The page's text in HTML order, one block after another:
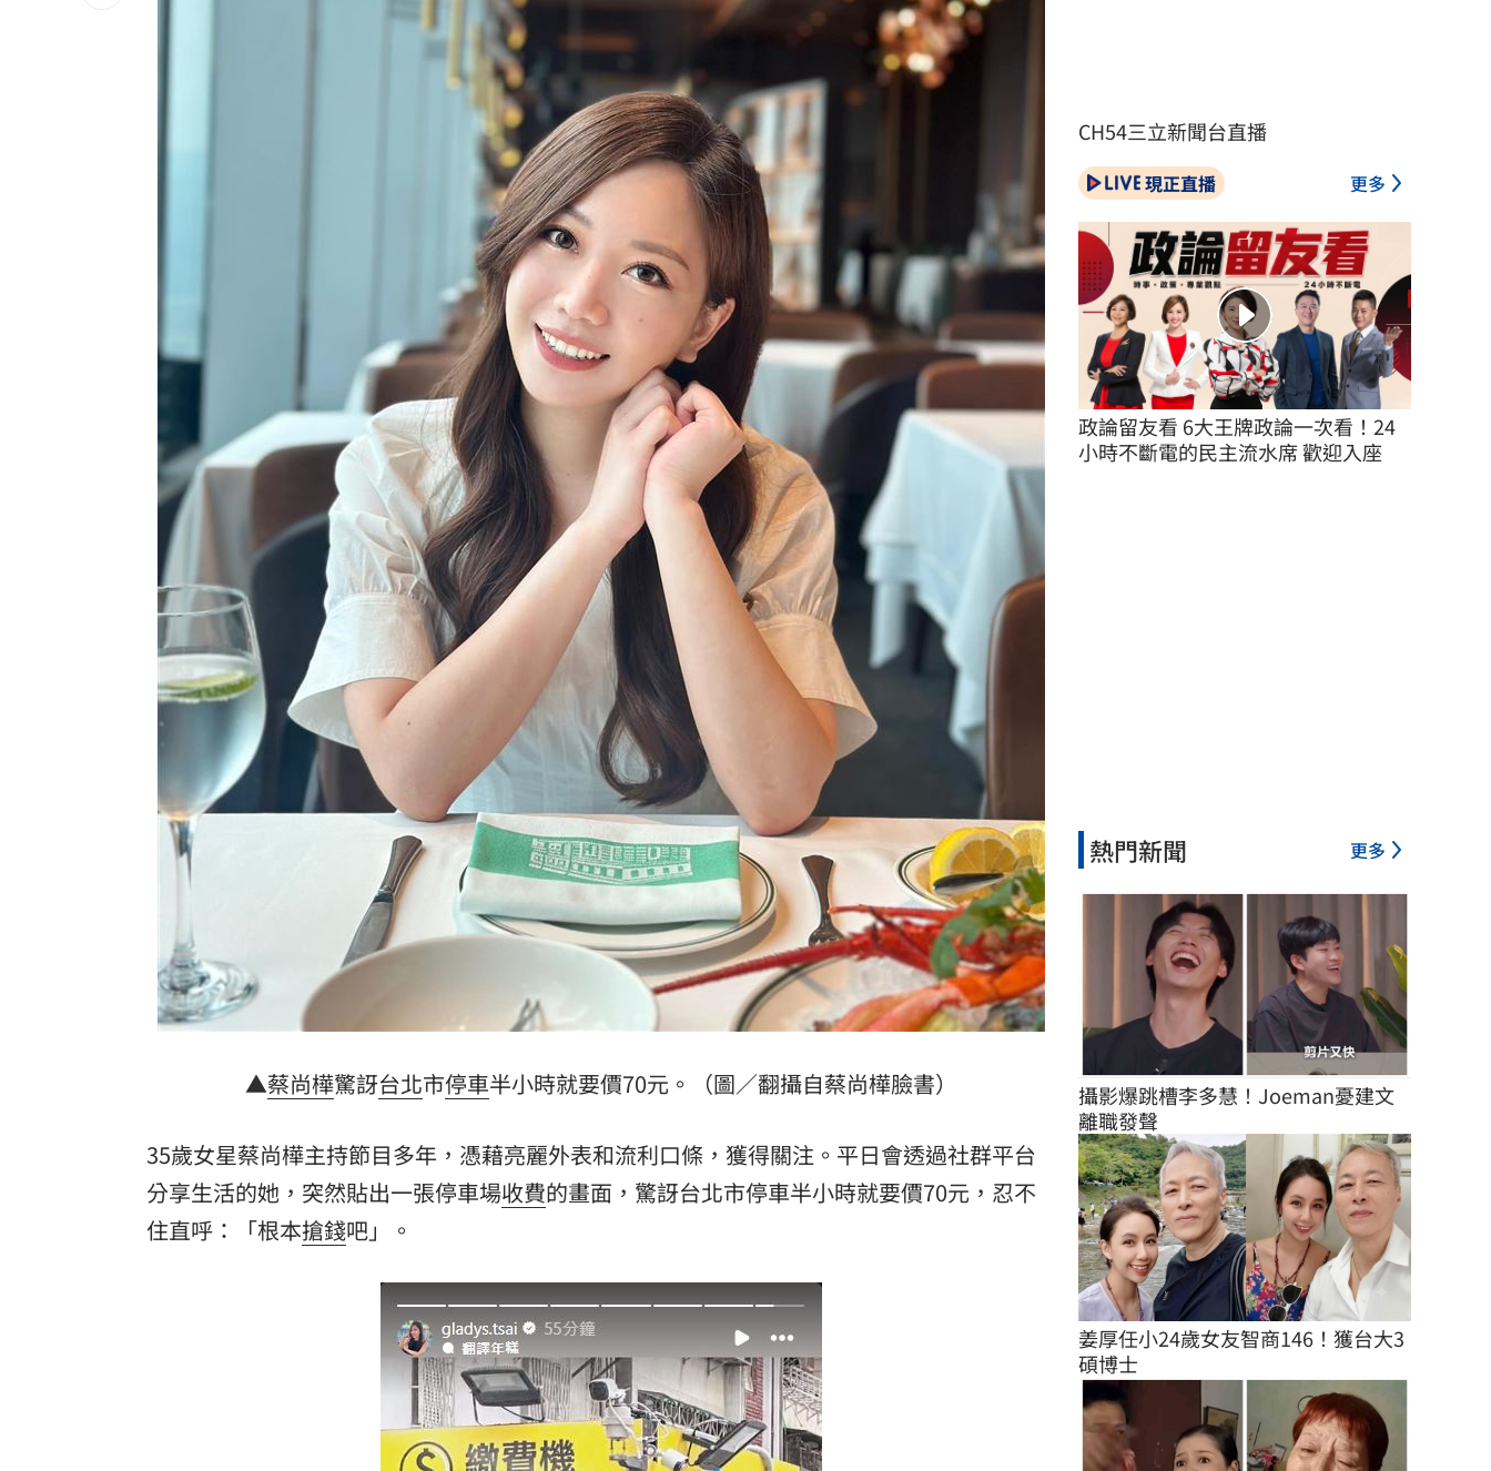
22:57
慈濟遭詐10億買疫苗！他點出更麻煩的問題 22:56
日神級甜點快閃台北！連5天「買一送一」 22:53
圖書館借書作者賺什麼？菜販作家：有錢領 22:53
三立iNEWS新聞台線上直播
理想混蛋號召粉絲跨海追星吃美食！ 18:15
▲蔡尚樺驚訝台北市停車半小時就要價70元。（圖／翻攝自蔡尚樺臉書）
35歲女星蔡尚樺主持節目多年，憑藉亮麗外表和流利口條，獲得關注。平日會透過社群平台
分享生活的她，突然貼出一張停車場收費的畫面，驚訝台北市停車半小時就要價70元，忍不
住直呼：「根本搶錢吧」。
CH54三立新聞台直播
現正直播 更多
政論留友看 6大王牌政論一次看！24
小時不斷電的民主流水席 歡迎入座
熱門新聞 更多
攝影爆跳槽李多慧！Joeman憂建文
離職發聲
姜厚任小24歲女友智商146！獲台大3
碩博士